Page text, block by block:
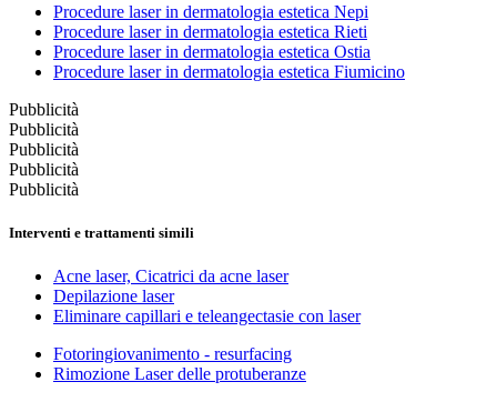
Procedure laser in dermatologia estetica Nepi
Procedure laser in dermatologia estetica Rieti
Procedure laser in dermatologia estetica Ostia
Procedure laser in dermatologia estetica Fiumicino
Pubblicità
Pubblicità
Pubblicità
Pubblicità
Pubblicità
Interventi e trattamenti simili
Acne laser, Cicatrici da acne laser
Depilazione laser
Eliminare capillari e teleangectasie con laser
Fotoringiovanimento - resurfacing
Rimozione Laser delle protuberanze